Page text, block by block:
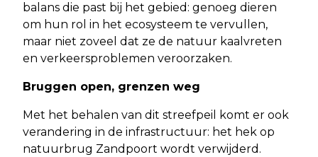
balans die past bij het gebied: genoeg dieren
om hun rol in het ecosysteem te vervullen,
maar niet zoveel dat ze de natuur kaalvreten
en verkeersproblemen veroorzaken.
Bruggen open, grenzen weg
Met het behalen van dit streefpeil komt er ook
verandering in de infrastructuur: het hek op
natuurbrug Zandpoort wordt verwijderd.